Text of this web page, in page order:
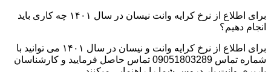
برای اطلاع از نرخ کرایه وانت نیسان در سال ۱۴۰۱ چه کاری باید
انجام دهیم؟
برای اطلاع از نرخ کرایه وانت و نیسان در سال ۱۴۰۱ می توانید با
شماره تماس 09051803289 تماس حاصل فرمایید و کارشناسان